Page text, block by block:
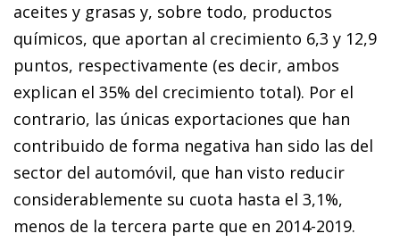
aceites y grasas y, sobre todo, productos
químicos, que aportan al crecimiento 6,3 y 12,9
puntos, respectivamente (es decir, ambos
explican el 35% del crecimiento total). Por el
contrario, las únicas exportaciones que han
contribuido de forma negativa han sido las del
sector del automóvil, que han visto reducir
considerablemente su cuota hasta el 3,1%,
menos de la tercera parte que en 2014-2019.